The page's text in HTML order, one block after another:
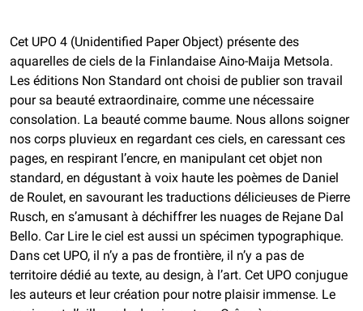
Cet UPO 4 (Unidentified Paper Object) présente des
aquarelles de ciels de la Finlandaise Aino-Maija Metsola.
Les éditions Non Standard ont choisi de publier son travail
pour sa beauté extraordinaire, comme une nécessaire
consolation. La beauté comme baume. Nous allons soigner
nos corps pluvieux en regardant ces ciels, en caressant ces
pages, en respirant l’encre, en manipulant cet objet non
standard, en dégustant à voix haute les poèmes de Daniel
de Roulet, en savourant les traductions délicieuses de Pierre
Rusch, en s’amusant à déchiffrer les nuages de Rejane Dal
Bello. Car Lire le ciel est aussi un spécimen typographique.
Dans cet UPO, il n’y a pas de frontière, il n’y a pas de
territoire dédié au texte, au design, à l’art. Cet UPO conjugue
les auteurs et leur création pour notre plaisir immense. Le